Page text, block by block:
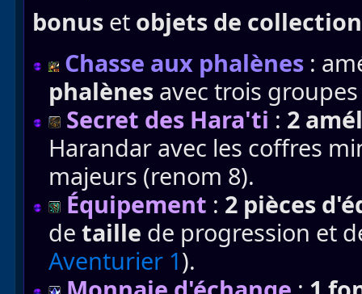
bonus et objets de collection
Chasse aux phalènes :
phalènes avec trois
Secret des Hara'ti : 2
Harandar avec les coffres
majeurs (renom 8).
Équipement : 2 pièces
de taille de progression et
Aventurier 1).